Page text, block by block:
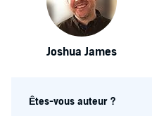
Joshua James
Êtes-vous auteur ?